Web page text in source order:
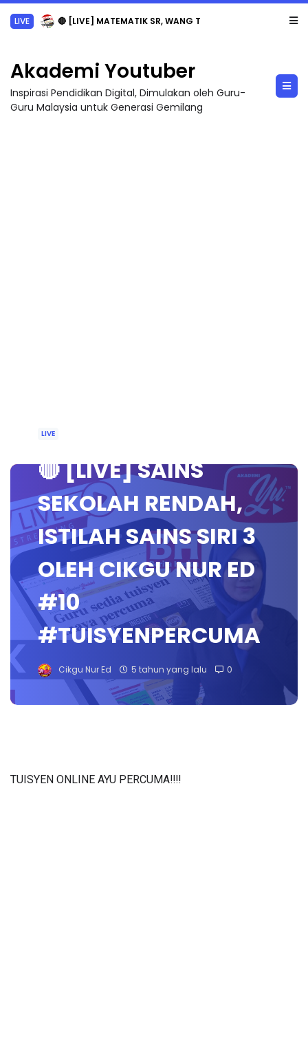
LIVE 🔴 [LIVE] MATEMATIK SR, WANG TAHUN 6 OLEH CIKGU ANITA #ALLINONE #141 #...
Akademi Youtuber
Inspirasi Pendidikan Digital, Dimulakan oleh Guru-
Guru Malaysia untuk Generasi Gemilang
LIVE
🔴 [LIVE] SAINS
SEKOLAH RENDAH,
ISTILAH SAINS SIRI 3
OLEH CIKGU NUR ED
#10
#TUISYENPERCUMA
Cikgu Nur Ed 5 tahun yang lalu 0
TUISYEN ONLINE AYU PERCUMA‼️‼️